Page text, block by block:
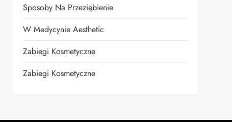
Sposoby Na Przeziębienie
W Medycynie Aesthetic
Zabiegi Kosmetyczne
Zabiegi Kosmetyczne